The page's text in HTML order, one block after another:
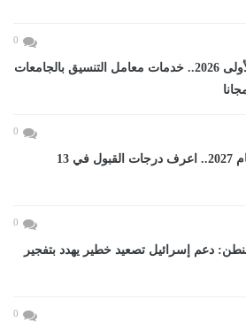
0
تنسيق المرحلة الأولى 2026.. خدمات معامل التنسيق بالجامعات
0
تنسيق الثانوى العام 2027.. اعرف درجات القبول في 13
0
دعم إسرائيل تصعيد خطير يهدد بتفجير
0